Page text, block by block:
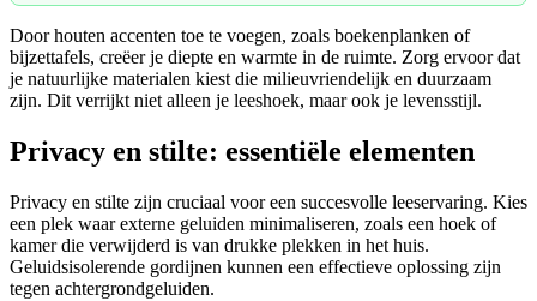
Door houten accenten toe te voegen, zoals boekenplanken of
bijzettafels, creëer je diepte en warmte in de ruimte. Zorg ervoor dat
je natuurlijke materialen kiest die milieuvriendelijk en duurzaam
zijn. Dit verrijkt niet alleen je leeshoek, maar ook je levensstijl.
Privacy en stilte: essentiële elementen
Privacy en stilte zijn cruciaal voor een succesvolle leeservaring. Kies
een plek waar externe geluiden minimaliseren, zoals een hoek of
kamer die verwijderd is van drukke plekken in het huis.
Geluidsisolerende gordijnen kunnen een effectieve oplossing zijn
tegen achtergrondgeluiden.